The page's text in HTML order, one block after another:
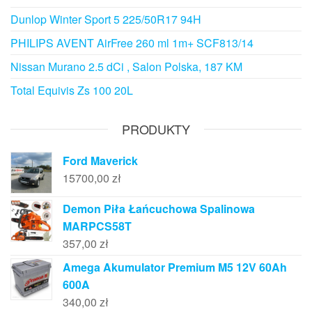
Dunlop Winter Sport 5 225/50R17 94H
PHILIPS AVENT AirFree 260 ml 1m+ SCF813/14
Nissan Murano 2.5 dCi , Salon Polska, 187 KM
Total Equivis Zs 100 20L
PRODUKTY
Ford Maverick
15700,00 zł
Demon Piła Łańcuchowa Spalinowa
MARPCS58T
357,00 zł
Amega Akumulator Premium M5 12V 60Ah
600A
340,00 zł